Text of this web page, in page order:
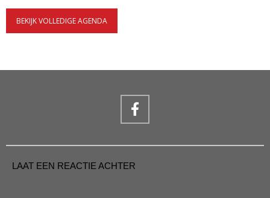
BEKIJK VOLLEDIGE AGENDA
LAAT EEN REACTIE ACHTER